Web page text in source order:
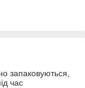
запаковуються,
час